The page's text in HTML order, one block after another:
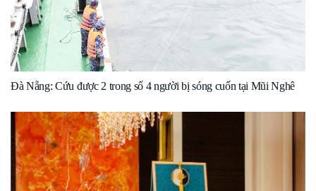
Đà Nẵng: Cứu được 2 trong số 4 người bị sóng cuốn tại Mũi Nghê